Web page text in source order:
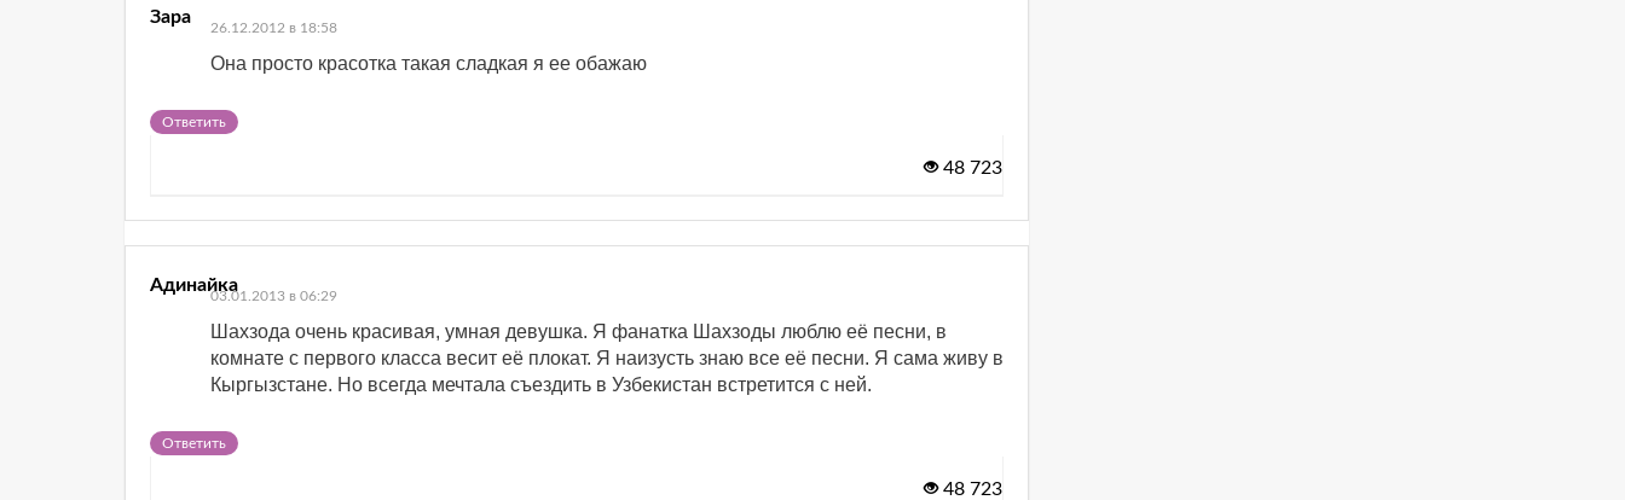
Зара
26.12.2012 в 18:58
Она просто красотка такая сладкая я ее обажаю
Ответить
48 723
Адинайка
03.01.2013 в 06:29
Шахзода очень красивая, умная девушка. Я фанатка Шахзоды люблю её песни, в
комнате с первого класса весит её плокат. Я наизусть знаю все её песни. Я сама живу в
Кыргызстане. Но всегда мечтала съездить в Узбекистан встретится с ней.
Ответить
48 723